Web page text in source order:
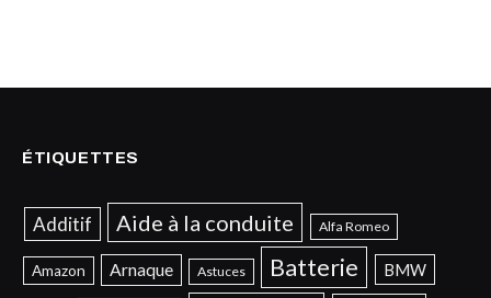
ÉTIQUETTES
Additif Aide à la conduite Alfa Romeo
Amazon Arnaque Astuces Batterie BMW